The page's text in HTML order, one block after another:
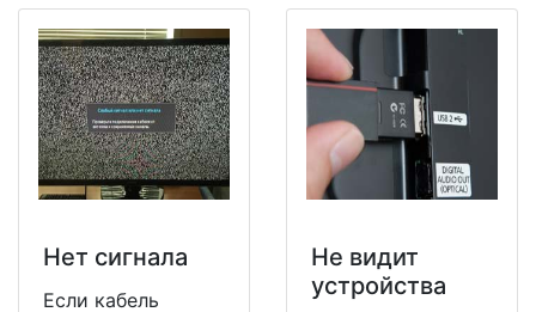
Нет сигнала
Если кабель
Не видит
устройства